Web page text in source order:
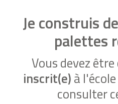
Je construis
palettes
Vous devez être
inscrit(e)à
consulter